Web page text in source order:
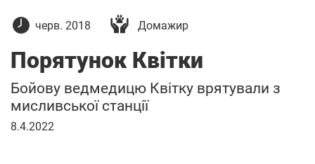
27
р.
черв. 2018 Домажир
Порятунок Квітки
Бойову ведмедицю Квітку врятували з
мисливської станції
8
8.4.2022